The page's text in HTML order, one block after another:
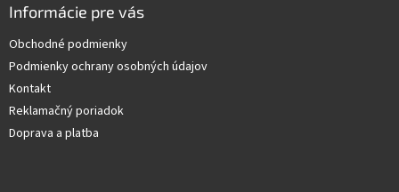
Informácie pre vás
Obchodné podmienky
Podmienky ochrany osobných údajov
Kontakt
Reklamačný poriadok
Doprava a platba